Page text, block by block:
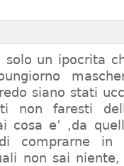
un ipocrita
siano stati
non faresti
cosa e’ ,da
comprarne in
non sai